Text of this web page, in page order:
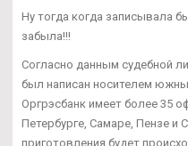
Ну тогда когда записывала
забыла!!!
Согласно данным судебной
был написан носителем
Оргрэсбанк имеет более 35
Петербурге, Самаре, Пензе и
приготовления будет